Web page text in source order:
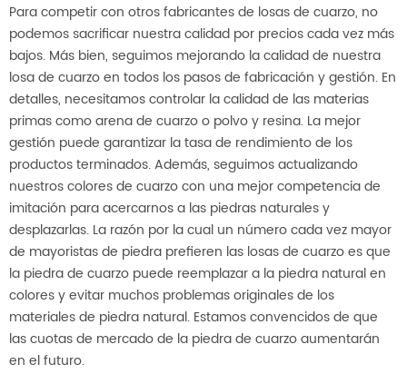
Para competir con otros fabricantes de losas de cuarzo, no
podemos sacrificar nuestra calidad por precios cada vez más
bajos. Más bien, seguimos mejorando la calidad de nuestra
losa de cuarzo en todos los pasos de fabricación y gestión. En
detalles, necesitamos controlar la calidad de las materias
primas como arena de cuarzo o polvo y resina. La mejor
gestión puede garantizar la tasa de rendimiento de los
productos terminados. Además, seguimos actualizando
nuestros colores de cuarzo con una mejor competencia de
imitación para acercarnos a las piedras naturales y
desplazarlas. La razón por la cual un número cada vez mayor
de mayoristas de piedra prefieren las losas de cuarzo es que
la piedra de cuarzo puede reemplazar a la piedra natural en
colores y evitar muchos problemas originales de los
materiales de piedra natural. Estamos convencidos de que
las cuotas de mercado de la piedra de cuarzo aumentarán
en el futuro.